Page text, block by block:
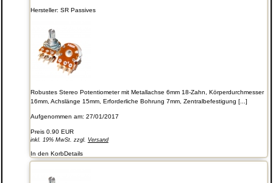
Hersteller: SR Passives
Robustes Stereo Potentiometer mit Metallachse 6mm 18-Zahn, Körperdurchmesser
16mm, Achslänge 15mm, Erforderliche Bohrung 7mm, Zentralbefestigung [...]
Aufgenommen am: 27/01/2017
Preis 0.90 EUR
inkl. 19% MwSt. zzgl. Versand
In den KorbDetails